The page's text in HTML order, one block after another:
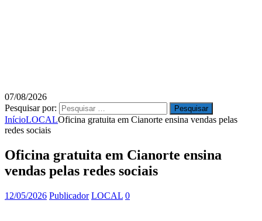
07/08/2026
Pesquisar por:
InícioLOCALOficina gratuita em Cianorte ensina vendas pelas
redes sociais
Oficina gratuita em Cianorte ensina
vendas pelas redes sociais
12/05/2026 Publicador LOCAL 0